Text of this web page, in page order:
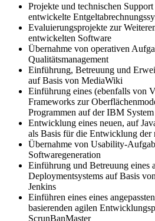
Projekte und technischen
entwickelte
Evaluierungsprojekte zur
entwickelten Software
Übernahme von operativen
Qualitätsmanagement
Einführung, Betreuung und
auf Basis von MediaWiki
Einführung eines (ebenfalls von
Frameworks zur
Programmen auf der IBM
Entwicklung eines neuen, auf
als Basis für die Entwicklung der
Übernahme von Usability-
Softwaregeneration
Einführung und Betreuung eines
Deploymentsystems auf Basis
Jenkins
Einführen eines eines
basierenden agilen
ScrunBanMaster